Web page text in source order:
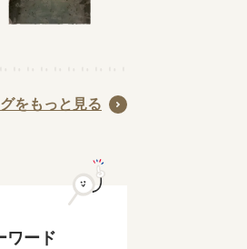
をもっと見る
ワード